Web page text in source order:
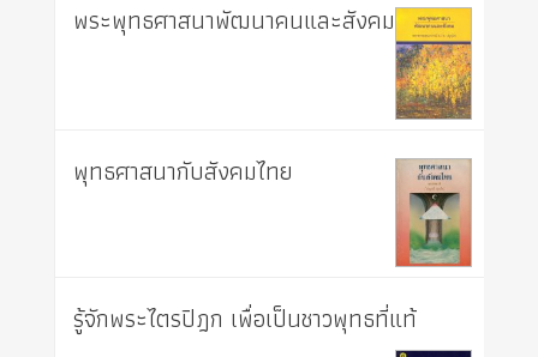
พระพุทธศาสนาพัฒนาคนและสังคม
พุทธศาสนากับสังคมไทย
รู้จักพระไตรปิฎก เพื่อเป็นชาวพุทธที่แท้